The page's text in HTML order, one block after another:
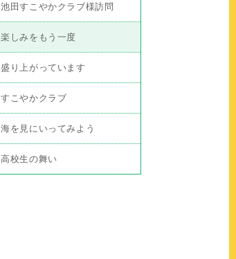
池田すこやかクラブ様訪問
楽しみをもう一度
盛り上がっています
すこやかクラブ
海を見にいってみよう
高校生の舞い